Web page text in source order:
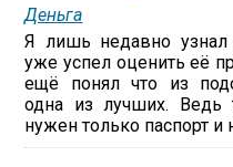
Деньга
Я лишь недавно узнал
уже успел оценить её
ещё понял что из
одна из лучших. Ведь
нужен только паспорт и